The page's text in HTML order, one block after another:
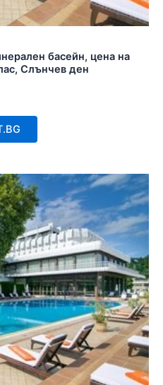
басейн, цена на
Слънчев ден